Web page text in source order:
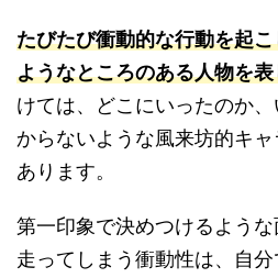
たびたび衝動的な行動を起
ようなところのある人物を
けては、どこにいったのか
からないような風来坊的キ
あります。
第一印象で決めつけるよう
走ってしまう衝動性は、自